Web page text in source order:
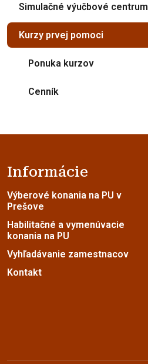
Simulačné výučbové centrum
Kurzy prvej pomoci
Ponuka kurzov
Cenník
Informácie
Výberové konania na PU v
Prešove
Habilitačné a vymenúvacie
konania na PU
Vyhľadávanie zamestnacov
Kontakt